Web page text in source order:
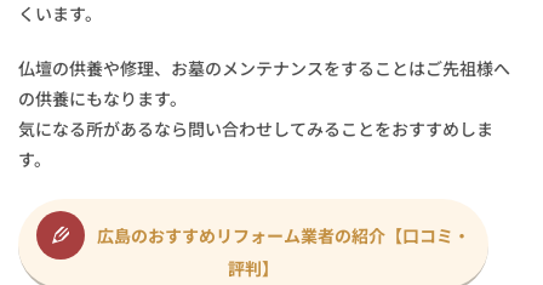
くいます。
仏壇の供養や修理、お墓のメンテナンスをすることはご先祖様へ
の供養にもなります。
気になる所があるなら問い合わせしてみることをおすすめしま
す。
広島のおすすめリフォーム業者の紹介【口コミ・
評判】